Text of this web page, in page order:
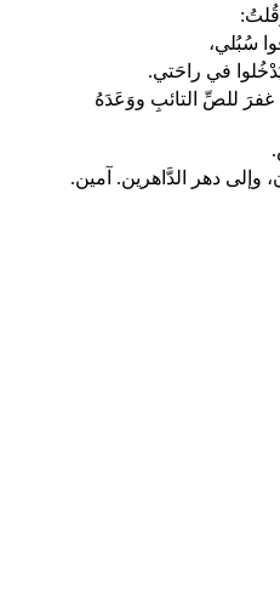
سُبُلي،
في راحَتي.
للصِّ التائبِ ووَعَدَهُ
وإلى دهر الدَّاهرين. آمين.